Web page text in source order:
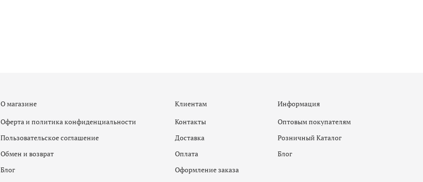
О магазине
Оферта и политика конфиденциальности
Пользовательское соглашение
Обмен и возврат
Блог
Клиентам
Контакты
Доставка
Оплата
Оформление заказа
Информация
Оптовым покупателям
Розничный Каталог
Блог